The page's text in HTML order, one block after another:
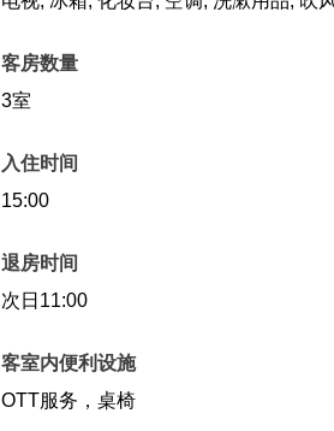
客房数量
3室
入住时间
15:00
退房时间
次日11:00
客室内便利设施
OTT服务，桌椅